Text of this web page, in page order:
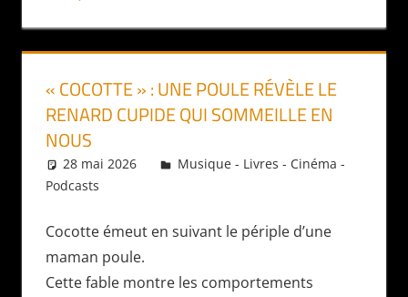
« COCOTTE » : UNE POULE RÉVÈLE LE
RENARD CUPIDE QUI SOMMEILLE EN
NOUS
28 mai 2026 Daniel
Musique - Livres - Cinéma -
Podcasts
Cocotte émeut en suivant le périple d’une
maman poule.
Cette fable montre les comportements